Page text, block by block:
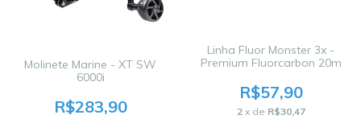
Molinete Marine - XT SW
6000i
R$283,90
Linha Fluor Monster 3x -
Premium Fluorcarbon 20m
R$57,90
2 x de R$30,47